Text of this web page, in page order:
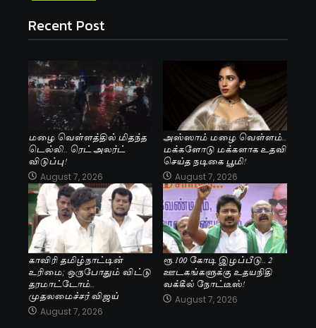
Recent Post
மழை வெள்ளத்தில் மிதந்த
டெல்லி.. ரெட் அலர்ட்
விடுப்பு!
August 7, 2026
அஸ்ஸாம் மழை வெள்ளம்..
மக்களோடு மக்களாக உதவி
செய்த நடிகை பூமி!
August 7, 2026
காவிரி தமிழ்நாட்டின்
உரிமை; ஒருபோதும் விட்டு
தரமாட்டோம்..
முதலமைச்சர் விஜய்
August 7, 2026
ரூ.100 கோடி இழப்பீடு.. 2
ஊடகங்களுக்கு உதயநிதி
வக்கீல் நோட்டீஸ்!
August 7, 2026